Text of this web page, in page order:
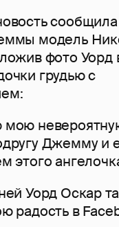
модель
фото Уорд
грудью с
мою
Джемму и
этого
Уорд Оскар
радость в